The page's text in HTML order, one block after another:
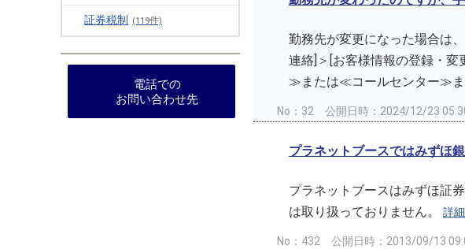
証券税制 (119件)
電話での
お問い合わせ先
勤務先が変更になった場合は
連絡]＞[お客様情報の登録・
≫または≪コールセンター≫ま
No：32 公開日時：2024/12/23
プラネットブースではみずほ
プラネットブースはみずほ証
は取り扱っておりません。 詳
No：432 公開日時：2013/09/13